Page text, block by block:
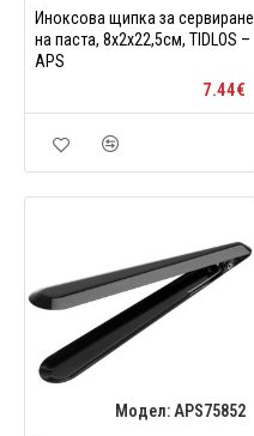
Иноксова щипка за сервиране
на паста, 8x2x22,5см, TIDLOS –
APS
7.44€
Модел: APS75852